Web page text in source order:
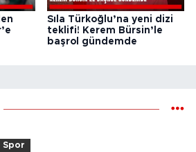
Sıla Türkoğlu’na yeni dizi
teklifi! Kerem Bürsin’le
başrol gündemde
Spor